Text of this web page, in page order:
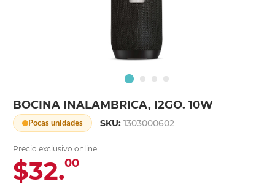
BOCINA INALAMBRICA, I2GO. 10W
Pocas unidades SKU:1303000602
Precio exclusivo online:
$32.00